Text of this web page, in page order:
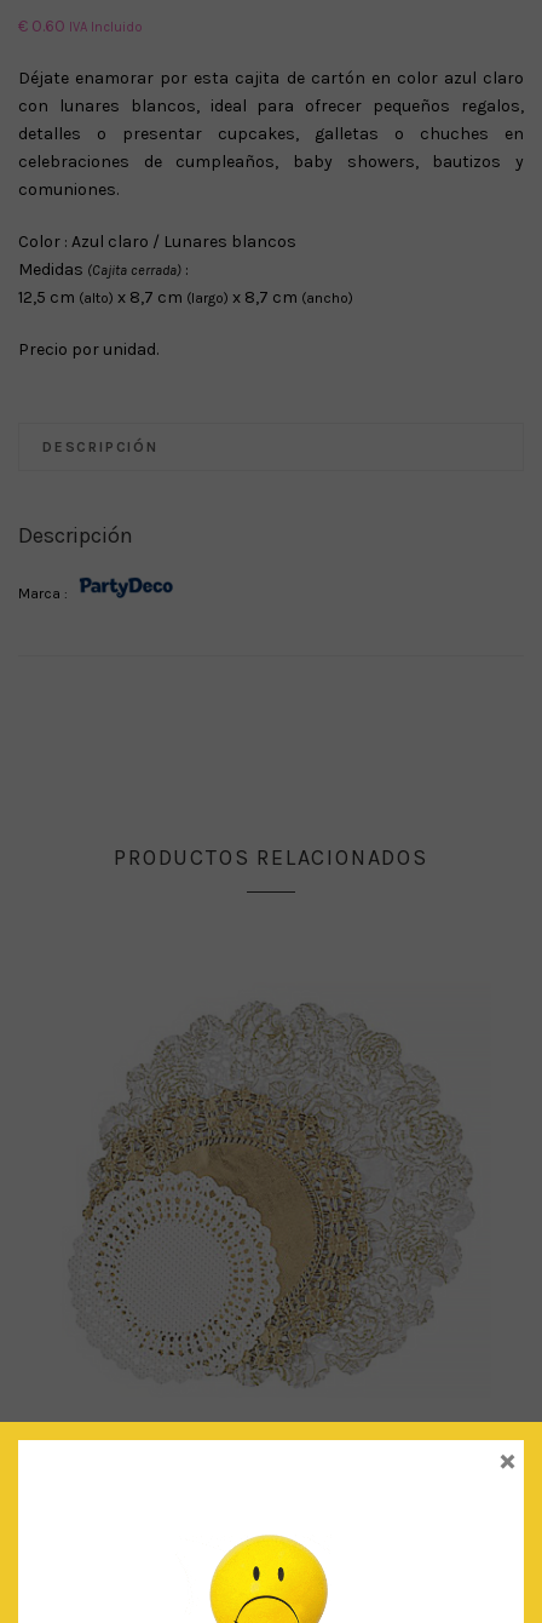
€ 0.60 IVA Incluido
Déjate enamorar por esta cajita de cartón en color azul claro
con lunares blancos, ideal para ofrecer pequeños regalos,
detalles o presentar cupcakes, galletas o chuches en
celebraciones de cumpleaños, baby showers, bautizos y
comuniones.
Color : Azul claro / Lunares blancos
Medidas (Cajita cerrada) :
12,5 cm (alto) x 8,7 cm (largo) x 8,7 cm (ancho)
Precio por unidad.
DESCRIPCIÓN
Descripción
Marca :
PRODUCTOS RELACIONADOS
AÑADIR AL CARRITO
×